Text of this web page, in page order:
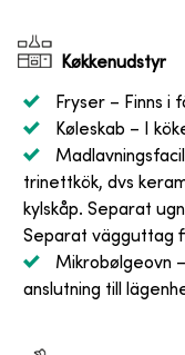
Køkkenudstyr
Fryser – Finns i
Køleskab – I
trinettkök, dvs
kylskåp. Separat
Separat vägguttag
Mikrobølgeovn
anslutning till